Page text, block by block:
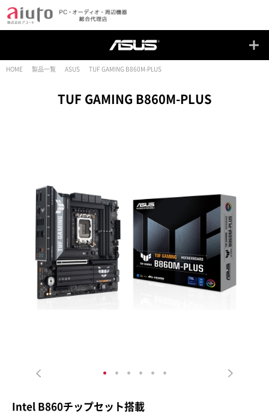
HOME 製品一覧 ASUS TUF GAMING B860M-PLUS
TUF GAMING B860M-PLUS
Intel B860チップセット搭載